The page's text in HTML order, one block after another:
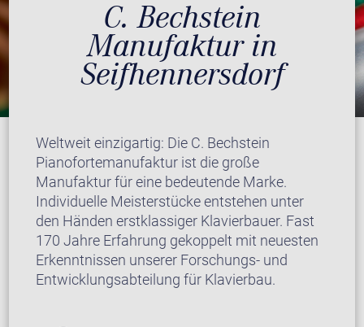
C. Bechstein
Manufaktur in
Seifhennersdorf
Weltweit einzigartig: Die C. Bechstein
Pianofortemanufaktur ist die große
Manufaktur für eine bedeutende Marke.
Individuelle Meisterstücke entstehen unter
den Händen erstklassiger Klavierbauer. Fast
170 Jahre Erfahrung gekoppelt mit neuesten
Erkenntnissen unserer Forschungs- und
Entwicklungsabteilung für Klavierbau.